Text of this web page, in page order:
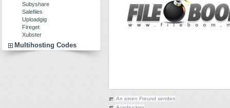
Subyshare
Salefiles
Uploadgig
Fireget
Xubster
Multihosting Codes
An einen Freund senden